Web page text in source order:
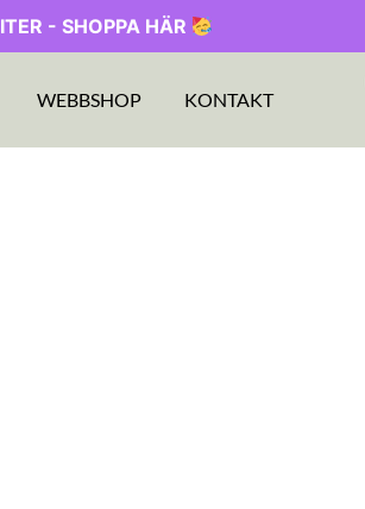
- SHOPPA HÄR
WEBBSHOP KONTAKT